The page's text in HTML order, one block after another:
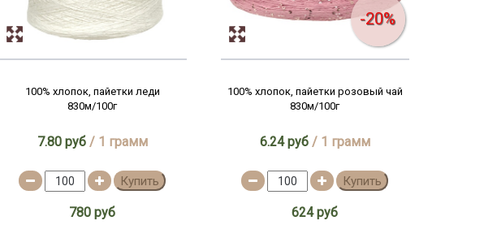
100% хлопок, пайетки леди
830м/100г
7.80 руб/ 1 грамм
Купить
780 руб
-20%
100% хлопок, пайетки розовый чай
830м/100г
6.24 руб/ 1 грамм
Купить
624 руб